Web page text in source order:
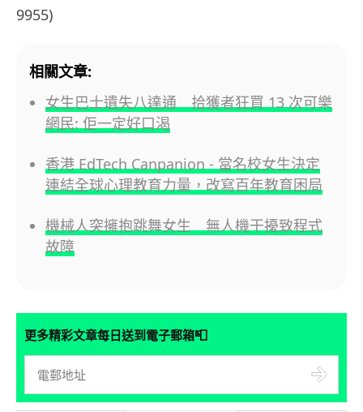
9955)
相關文章:
女生巴士遺失八達通 拾獲者狂買 13 次可樂
網民: 佢一定好口渴
香港 EdTech Canpanion - 當名校女生決定
連結全球心理教育力量，改寫百年教育困局
機械人突擁抱跳舞女生 無人機干擾致程式
故障
更多精彩文章每日送到電子郵箱📮